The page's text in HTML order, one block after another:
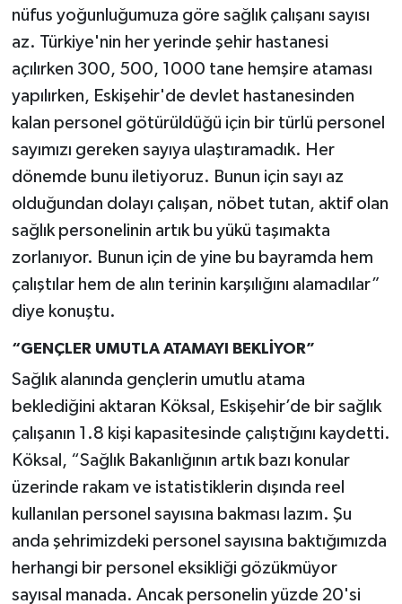
nüfus yoğunluğumuza göre sağlık çalışanı sayısı
az. Türkiye'nin her yerinde şehir hastanesi
açılırken 300, 500, 1000 tane hemşire ataması
yapılırken, Eskişehir'de devlet hastanesinden
kalan personel götürüldüğü için bir türlü personel
sayımızı gereken sayıya ulaştıramadık. Her
dönemde bunu iletiyoruz. Bunun için sayı az
olduğundan dolayı çalışan, nöbet tutan, aktif olan
sağlık personelinin artık bu yükü taşımakta
zorlanıyor. Bunun için de yine bu bayramda hem
çalıştılar hem de alın terinin karşılığını alamadılar”
diye konuştu.
“GENÇLER UMUTLA ATAMAYI BEKLİYOR”
​Sağlık alanında gençlerin umutlu atama
beklediğini aktaran Köksal, Eskişehir’de bir sağlık
çalışanın 1.8 kişi kapasitesinde çalıştığını kaydetti.
Köksal, “​Sağlık Bakanlığının artık bazı konular
üzerinde rakam ve istatistiklerin dışında reel
kullanılan personel sayısına bakması lazım. Şu
anda şehrimizdeki personel sayısına baktığımızda
herhangi bir personel eksikliği gözükmüyor
sayısal manada. Ancak personelin yüzde 20'si